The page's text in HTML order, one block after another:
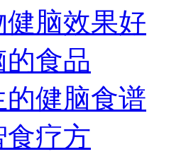
脑效果好
食品
健脑食谱
疗方